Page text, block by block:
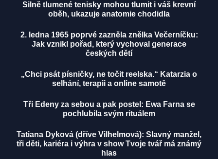
Silně tlumené tenisky mohou tlumit i váš krevní
oběh, ukazuje anatomie chodidla
2. ledna 1965 poprvé zazněla znělka Večerníčku:
Jak vznikl pořad, který vychoval generace
českých dětí
„Chci psát písničky, ne točit reelska.“ Katarzia o
selhání, terapii a online samotě
Tři Edeny za sebou a pak postel: Ewa Farna se
pochlubila svým rituálem
Tatiana Dyková (dříve Vilhelmová): Slavný manžel,
tři děti, kariéra i výhra v show Tvoje tvář má známý
hlas